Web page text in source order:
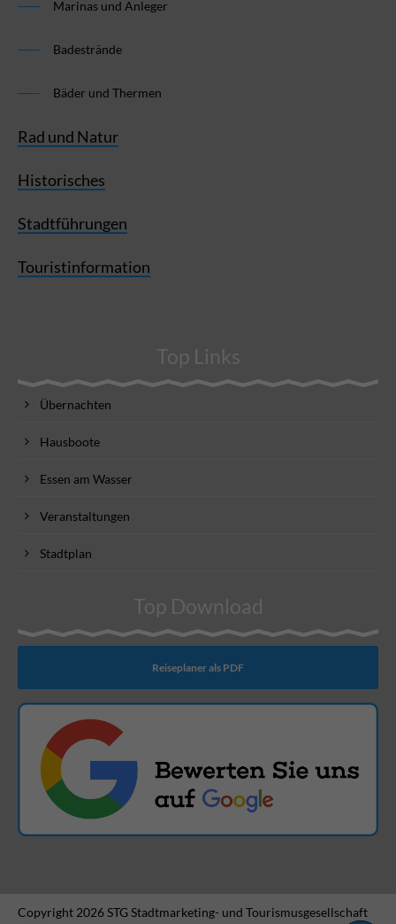
Marinas und Anleger
Badestrände
Bäder und Thermen
Rad und Natur
Historisches
Stadtführungen
Touristinformation
Top Links
Übernachten
Hausboote
Essen am Wasser
Veranstaltungen
Stadtplan
Top Download
Reiseplaner als PDF
Copyright 2026 STG Stadtmarketing- und Tourismusgesellschaft